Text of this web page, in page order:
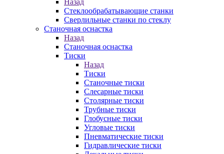
Назад
Стеклообрабатывающие станки
Сверлильные станки по стеклу
Станочная оснастка
Назад
Станочная оснастка
Тиски
Назад
Тиски
Станочные тиски
Слесарные тиски
Столярные тиски
Трубные тиски
Глобусные тиски
Угловые тиски
Пневматические тиски
Гидравлические тиски